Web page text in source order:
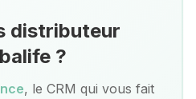
distributeur
?
, le CRM qui vous fait